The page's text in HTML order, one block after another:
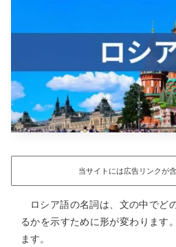
当サイトには広告リンクが
ロシア語の名詞は、文の中でど
るかを示すために形が変わります
ます。